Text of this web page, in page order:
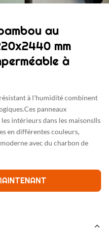
au
mm
à
à l'humidité combinent
panneaux
intérieurs dans les maisonsIls
en différentes couleurs,
avec du charbon de